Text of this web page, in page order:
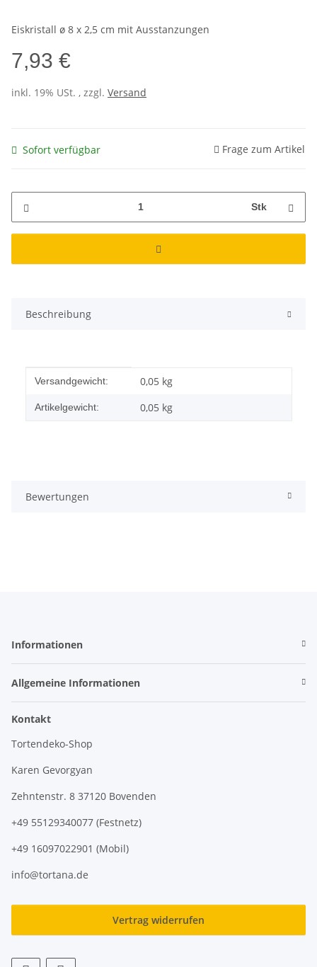
Eiskristall ø 8 x 2,5 cm mit Ausstanzungen
7,93 €
inkl. 19% USt. , zzgl. Versand
Sofort verfügbar Frage zum Artikel
Stk
Beschreibung
Produkteigenschaft
Wert
Versandgewicht: 0,05 kg
Artikelgewicht: 0,05 kg
Bewertungen
Informationen
Allgemeine Informationen
Kontakt
Tortendeko-Shop
Karen Gevorgyan
Zehntenstr. 8 37120 Bovenden
+49 55129340077 (Festnetz)
+49 16097022901 (Mobil)
info@tortana.de
Vertrag widerrufen